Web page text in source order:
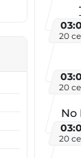
20
20
20